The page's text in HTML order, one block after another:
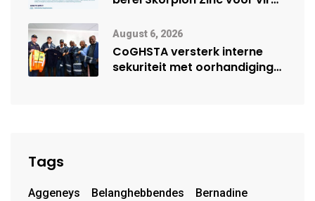
August 6, 2026
CoGHSTA versterk interne
sekuriteit met oorhandiging
Tags
Aggeneys Belanghebbendes
Bernadine